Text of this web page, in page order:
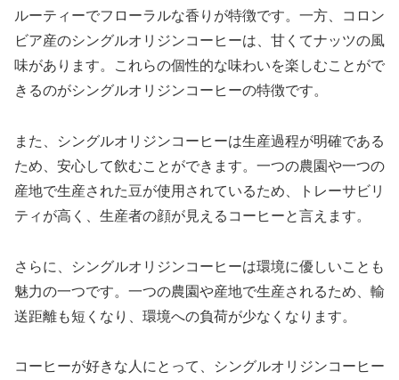
ルーティーでフローラルな香りが特徴です。一方、コロン
ビア産のシングルオリジンコーヒーは、甘くてナッツの風
味があります。これらの個性的な味わいを楽しむことがで
きるのがシングルオリジンコーヒーの特徴です。
また、シングルオリジンコーヒーは生産過程が明確である
ため、安心して飲むことができます。一つの農園や一つの
産地で生産された豆が使用されているため、トレーサビリ
ティが高く、生産者の顔が見えるコーヒーと言えます。
さらに、シングルオリジンコーヒーは環境に優しいことも
魅力の一つです。一つの農園や産地で生産されるため、輸
送距離も短くなり、環境への負荷が少なくなります。
コーヒーが好きな人にとって、シングルオリジンコーヒー